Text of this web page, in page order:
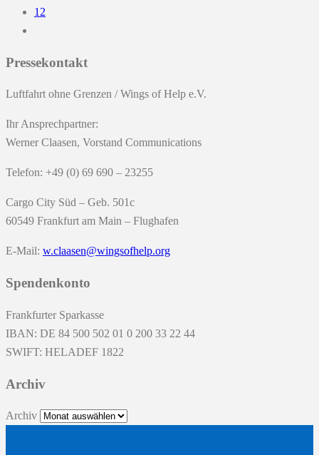
12
Pressekontakt
Luftfahrt ohne Grenzen / Wings of Help e.V.
Ihr Ansprechpartner:
Werner Claasen, Vorstand Communications
Telefon: +49 (0) 69 690 – 23255
Cargo City Süd – Geb. 501c
60549 Frankfurt am Main – Flughafen
E-Mail: w.claasen@wingsofhelp.org
Spendenkonto
Frankfurter Sparkasse
IBAN: DE 84 500 502 01 0 200 33 22 44
SWIFT: HELADEF 1822
Archiv
Archiv